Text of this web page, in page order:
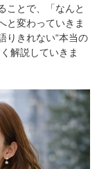
ことで、「なんと
と変わっていきま
りきれない“本当の
解説していきま